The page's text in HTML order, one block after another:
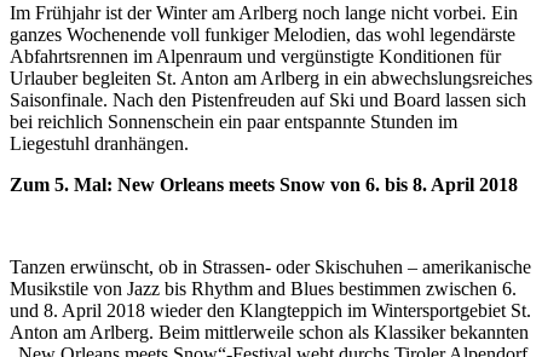
Im Frühjahr ist der Winter am Arlberg noch lange nicht vorbei. Ein
ganzes Wochenende voll funkiger Melodien, das wohl legendärste
Abfahrtsrennen im Alpenraum und vergünstigte Konditionen für
Urlauber begleiten St. Anton am Arlberg in ein abwechslungsreiches
Saisonfinale. Nach den Pistenfreuden auf Ski und Board lassen sich
bei reichlich Sonnenschein ein paar entspannte Stunden im
Liegestuhl dranhängen.
Zum 5. Mal: New Orleans meets Snow von 6. bis 8. April 2018
Tanzen erwünscht, ob in Strassen- oder Skischuhen – amerikanische
Musikstile von Jazz bis Rhythm and Blues bestimmen zwischen 6.
und 8. April 2018 wieder den Klangteppich im Wintersportgebiet St.
Anton am Arlberg. Beim mittlerweile schon als Klassiker bekannten